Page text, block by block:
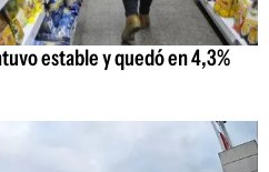
estable y quedó en 4,3%